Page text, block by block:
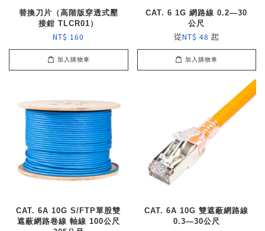
替換刀片（高階版穿透式壓
接鉗 TLCR01）
NT$ 160
加入購物車
CAT. 6 1G 網路線 0.2—30
公尺
從NT$ 48 起
加入購物車
CAT. 6A 10G S/FTP單股雙
遮蔽網路卷線 軸線 100公尺
CAT. 6A 10G 雙遮蔽網路線
0.3—30公尺